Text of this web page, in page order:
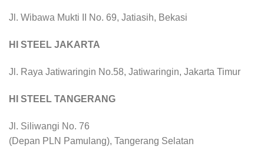
Jl. Wibawa Mukti II No. 69, Jatiasih, Bekasi
HI STEEL JAKARTA
Jl. Raya Jatiwaringin No.58, Jatiwaringin, Jakarta Timur
HI STEEL TANGERANG
Jl. Siliwangi No. 76
(Depan PLN Pamulang), Tangerang Selatan